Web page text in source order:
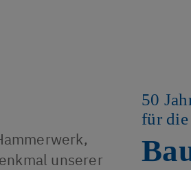
unserer
50
für die